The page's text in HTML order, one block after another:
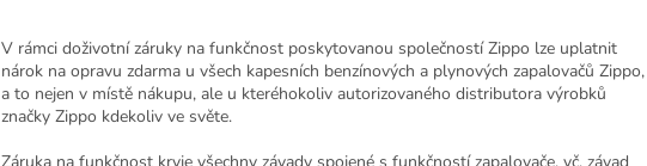
V rámci doživotní záruky na funkčnost poskytovanou společností Zippo lze uplatnit
nárok na opravu zdarma u všech kapesních benzínových a plynových zapalovačů Zippo,
a to nejen v místě nákupu, ale u kteréhokoliv autorizovaného distributora výrobků
značky Zippo kdekoliv ve světe.